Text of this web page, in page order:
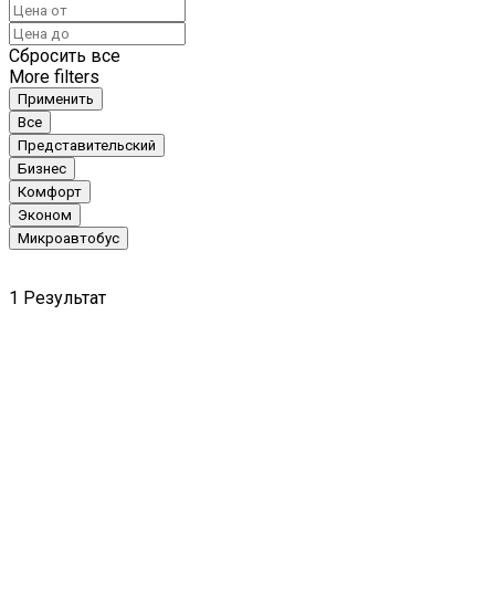
Сбросить все
More filters
Применить
Все
Представительский
Бизнес
Комфорт
Эконом
Микроавтобус
1 Результат